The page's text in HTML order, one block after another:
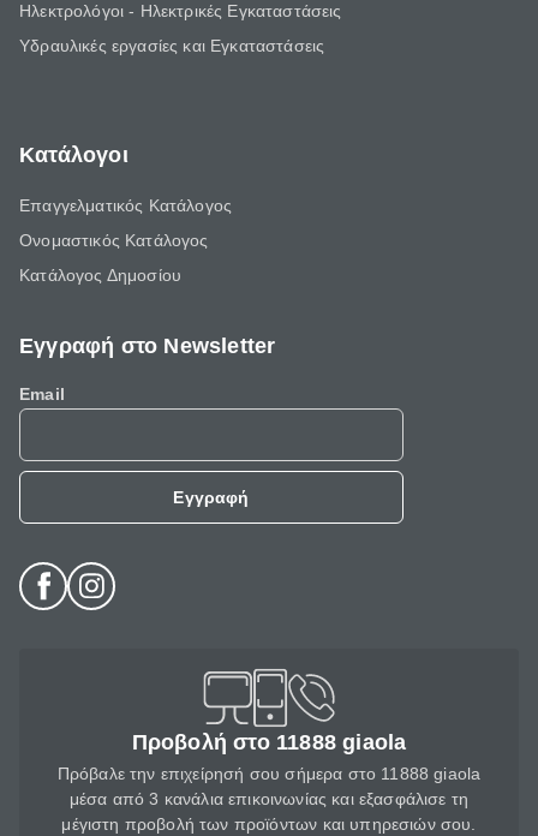
Ηλεκτρολόγοι - Ηλεκτρικές Εγκαταστάσεις
Υδραυλικές εργασίες και Εγκαταστάσεις
Κατάλογοι
Επαγγελματικός Κατάλογος
Ονομαστικός Κατάλογος
Κατάλογος Δημοσίου
Εγγραφή στο Newsletter
Email
Εγγραφή
Προβολή στο 11888 giaola
Πρόβαλε την επιχείρησή σου σήμερα στο 11888 giaola
μέσα από 3 κανάλια επικοινωνίας και εξασφάλισε τη
μέγιστη προβολή των προϊόντων και υπηρεσιών σου.